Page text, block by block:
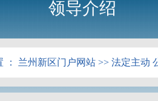
领导介绍
： 兰州新区门户网站 >> 法定主动